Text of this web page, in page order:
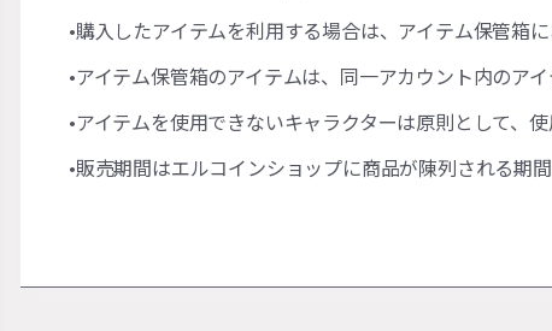
•購入したアイテムを利用する場合は、アイテム保管箱
•アイテム保管箱のアイテムは、同一アカウント内のア
•アイテムを使用できないキャラクターは原則として、
•販売期間はエルコインショップに商品が陳列される期